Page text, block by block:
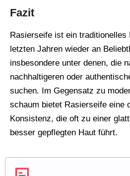
Fazit
Rasierseife ist ein traditionelles
letzten Jahren wieder an
insbesondere unter denen, die
nachhaltigeren oder
suchen. Im Gegensatz zu
schaum bietet Rasierseife eine
Konsistenz, die oft zu einer
besser gepflegten Haut führt.